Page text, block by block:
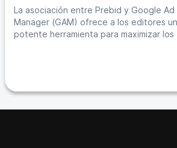
La asociación entre Prebid y Google Ad
Manager (GAM) ofrece a los editores
potente herramienta para maximizar los